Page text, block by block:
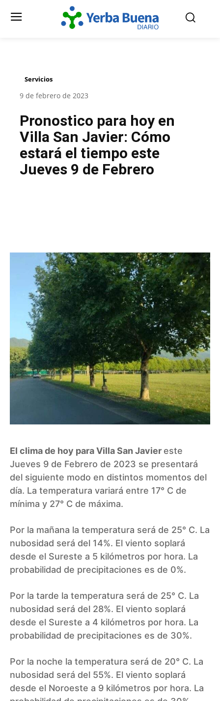
Servicios
9 de febrero de 2023
Pronostico para hoy en
Villa San Javier: Cómo
estará el tiempo este
Jueves 9 de Febrero
El clima de hoy para Villa San Javier este
Jueves 9 de Febrero de 2023 se presentará
del siguiente modo en distintos momentos del
día. La temperatura variará entre 17° C de
mínima y 27° C de máxima.
Por la mañana la temperatura será de 25° C. La
nubosidad será del 14%. El viento soplará
desde el Sureste a 5 kilómetros por hora. La
probabilidad de precipitaciones es de 0%.
Por la tarde la temperatura será de 25° C. La
nubosidad será del 28%. El viento soplará
desde el Sureste a 4 kilómetros por hora. La
probabilidad de precipitaciones es de 30%.
Por la noche la temperatura será de 20° C. La
nubosidad será del 55%. El viento soplará
desde el Noroeste a 9 kilómetros por hora. La